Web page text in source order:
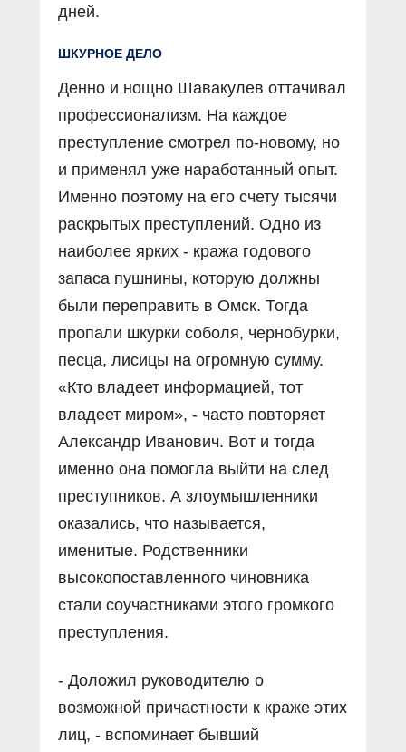
дней.
ШКУРНОЕ ДЕЛО
Денно и нощно Шавакулев оттачивал
профессионализм. На каждое
преступление смотрел по-новому, но
и применял уже наработанный опыт.
Именно поэтому на его счету тысячи
раскрытых преступлений. Одно из
наиболее ярких - кража годового
запаса пушнины, которую должны
были переправить в Омск. Тогда
пропали шкурки соболя, чернобурки,
песца, лисицы на огромную сумму.
«Кто владеет информацией, тот
владеет миром», - часто повторяет
Александр Иванович. Вот и тогда
именно она помогла выйти на след
преступников. А злоумышленники
оказались, что называется,
именитые. Родственники
высокопоставленного чиновника
стали соучастниками этого громкого
преступления.
- Доложил руководителю о
возможной причастности к краже этих
лиц, - вспоминает бывший